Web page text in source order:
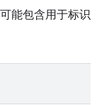
能包含用于标识